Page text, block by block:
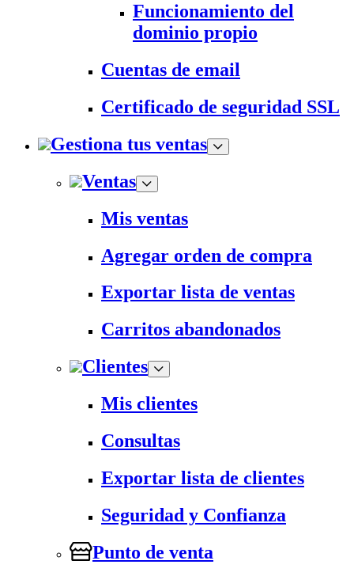
Funcionamiento del
dominio propio
Cuentas de email
Certificado de seguridad SSL
Gestiona tus ventas
Ventas
Mis ventas
Agregar orden de compra
Exportar lista de ventas
Carritos abandonados
Clientes
Mis clientes
Consultas
Exportar lista de clientes
Seguridad y Confianza
Punto de venta